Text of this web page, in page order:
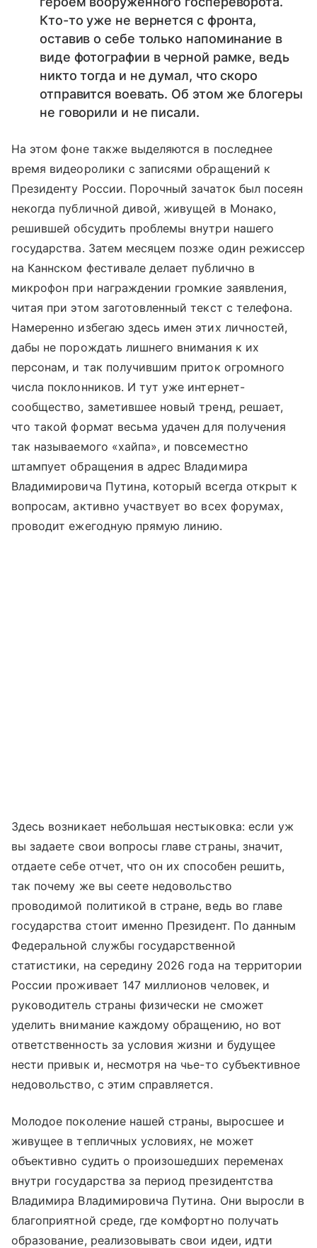
Кто-то уже не вернется с фронта,
оставив о себе только напоминание в
виде фотографии в черной рамке, ведь
никто тогда и не думал, что скоро
отправится воевать. Об этом же блогеры
не говорили и не писали.
На этом фоне также выделяются в последнее
время видеоролики с записями обращений к
Президенту России. Порочный зачаток был посеян
некогда публичной дивой, живущей в Монако,
решившей обсудить проблемы внутри нашего
государства. Затем месяцем позже один режиссер
на Каннском фестивале делает публично в
микрофон при награждении громкие заявления,
читая при этом заготовленный текст с телефона.
Намеренно избегаю здесь имен этих личностей,
дабы не порождать лишнего внимания к их
персонам, и так получившим приток огромного
числа поклонников. И тут уже интернет-
сообщество, заметившее новый тренд, решает,
что такой формат весьма удачен для получения
так называемого «хайпа», и повсеместно
штампует обращения в адрес Владимира
Владимировича Путина, который всегда открыт к
вопросам, активно участвует во всех форумах,
проводит ежегодную прямую линию.
Здесь возникает небольшая нестыковка: если уж
вы задаете свои вопросы главе страны, значит,
отдаете себе отчет, что он их способен решить,
так почему же вы сеете недовольство
проводимой политикой в стране, ведь во главе
государства стоит именно Президент. По данным
Федеральной службы государственной
статистики, на середину 2026 года на территории
России проживает 147 миллионов человек, и
руководитель страны физически не сможет
уделить внимание каждому обращению, но вот
ответственность за условия жизни и будущее
нести привык и, несмотря на чье-то субъективное
недовольство, с этим справляется.
Молодое поколение нашей страны, выросшее и
живущее в тепличных условиях, не может
объективно судить о произошедших переменах
внутри государства за период президентства
Владимира Владимировича Путина. Они выросли в
благоприятной среде, где комфортно получать
образование, реализовывать свои идеи, идти